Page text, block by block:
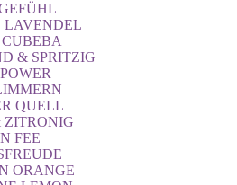
LAVENDEL
& SPRITZIG
QUELL
ZITRONIG
FEE
ORANGE